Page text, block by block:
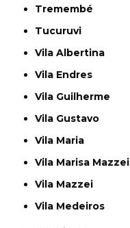
Tremembé
Tucuruvi
Vila Albertina
Vila Endres
Vila Guilherme
Vila Gustavo
Vila Maria
Vila Marisa Mazzei
Vila Mazzei
Vila Medeiros